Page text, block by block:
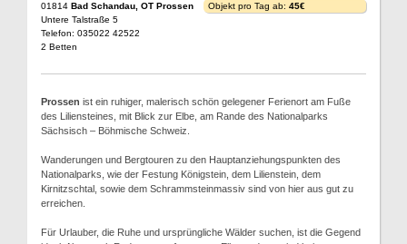
01814 Bad Schandau, OT Prossen
Untere Talstraße 5
Telefon: 035022 42522
2 Betten
Objekt pro Tag ab: 45€
Prossen ist ein ruhiger, malerisch schön gelegener Ferienort am Fuße
des Liliensteines, mit Blick zur Elbe, am Rande des Nationalparks
Sächsisch – Böhmische Schweiz.
Wanderungen und Bergtouren zu den Hauptanziehungspunkten des
Nationalparks, wie der Festung Königstein, dem Lilienstein, dem
Kirnitzschtal, sowie dem Schrammsteinmassiv sind von hier aus gut zu
erreichen.
Für Urlauber, die Ruhe und ursprüngliche Wälder suchen, ist die Gegend